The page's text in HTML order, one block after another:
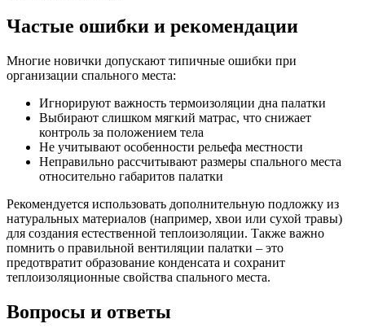
Частые ошибки и рекомендации
Многие новички допускают типичные ошибки при
организации спального места:
Игнорируют важность термоизоляции дна палатки
Выбирают слишком мягкий матрас, что снижает
контроль за положением тела
Не учитывают особенности рельефа местности
Неправильно рассчитывают размеры спального места
относительно габаритов палатки
Рекомендуется использовать дополнительную подложку из
натуральных материалов (например, хвои или сухой травы)
для создания естественной теплоизоляции. Также важно
помнить о правильной вентиляции палатки – это
предотвратит образование конденсата и сохранит
теплоизоляционные свойства спального места.
Вопросы и ответы